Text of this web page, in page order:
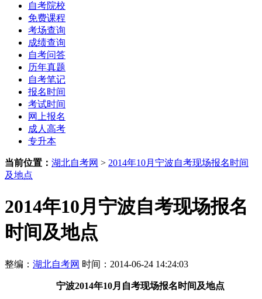
自考院校
免费课程
考场查询
成绩查询
自考问答
历年真题
自考笔记
报名时间
考试时间
网上报名
成人高考
专升本
当前位置： 湖北自考网 > 2014年10月宁波自考现场报名时间
及地点
2014年10月宁波自考现场报名
时间及地点
整编： 湖北自考网 时间：2014-06-24 14:24:03
宁波2014年10月自考现场报名时间及地点